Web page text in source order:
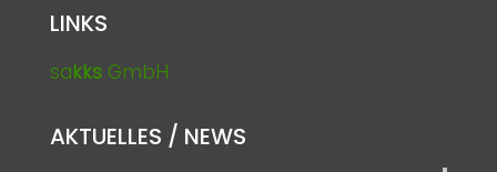
LINKS
sakks GmbH
AKTUELLES / NEWS